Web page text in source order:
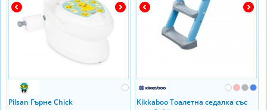
Pilsan Гърне Chick
Kikkaboo Тоалетна седалка със